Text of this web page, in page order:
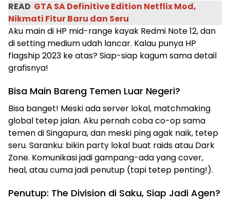
READ GTA SA Definitive Edition Netflix Mod,
Nikmati Fitur Baru dan Seru
Aku main di HP mid-range kayak Redmi Note 12, dan
di setting medium udah lancar. Kalau punya HP
flagship 2023 ke atas? Siap-siap kagum sama detail
grafisnya!
Bisa Main Bareng Temen Luar Negeri?
Bisa banget! Meski ada server lokal, matchmaking
global tetep jalan. Aku pernah coba co-op sama
temen di Singapura, dan meski ping agak naik, tetep
seru. Saranku: bikin party lokal buat raids atau Dark
Zone. Komunikasi jadi gampang-ada yang cover,
heal, atau cuma jadi penutup (tapi tetep penting!).
Penutup: The Division di Saku, Siap Jadi Agen?